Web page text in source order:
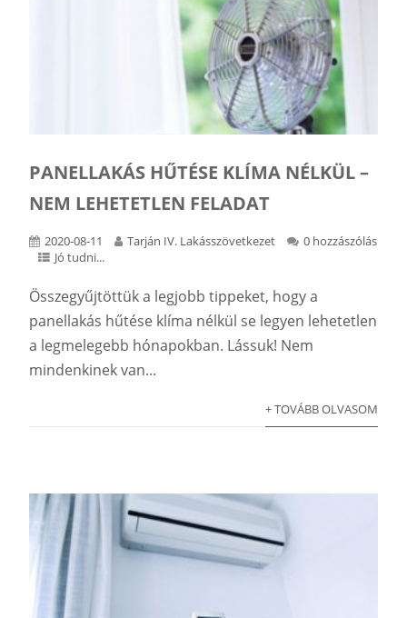
PANELLAKÁS HŰTÉSE KLÍMA NÉLKÜL –
NEM LEHETETLEN FELADAT
2020-08-11 Tarján IV. Lakásszövetkezet
0 hozzászólás
Jó tudni...
Összegyűjtöttük a legjobb tippeket, hogy a
panellakás hűtése klíma nélkül se legyen lehetetlen
a legmelegebb hónapokban. Lássuk! Nem
mindenkinek van...
+ TOVÁBB OLVASOM